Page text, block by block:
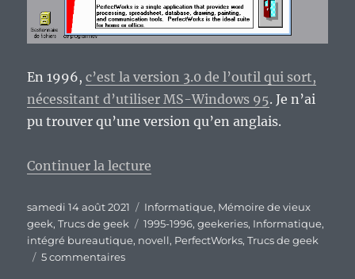
En 1996,c’est la version 3.0 de l’outil qui sort,
nécessitant d’utiliser MS-Windows 95. Je n’ai
pu trouver qu’une version qu’en anglais.
Continuer la lecture
Publié
le
samedi 14 août 2021 Catégories
Informatique, Mémoire de vieux
geek,Trucs de geek Étiquettes
1995-1996,geekeries, Informatique,
intégré bureautique, novell, PerfectWorks,Trucs de geek
5 commentairessur